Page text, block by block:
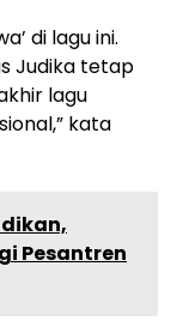
di lagu ini.
Judika tetap
lagu
kata
Pesantren